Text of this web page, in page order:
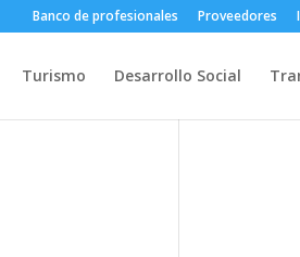
Banco de profesionales Proveedores
Turismo Desarrollo Social